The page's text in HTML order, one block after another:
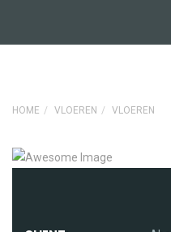
HOME VLOEREN VLOEREN